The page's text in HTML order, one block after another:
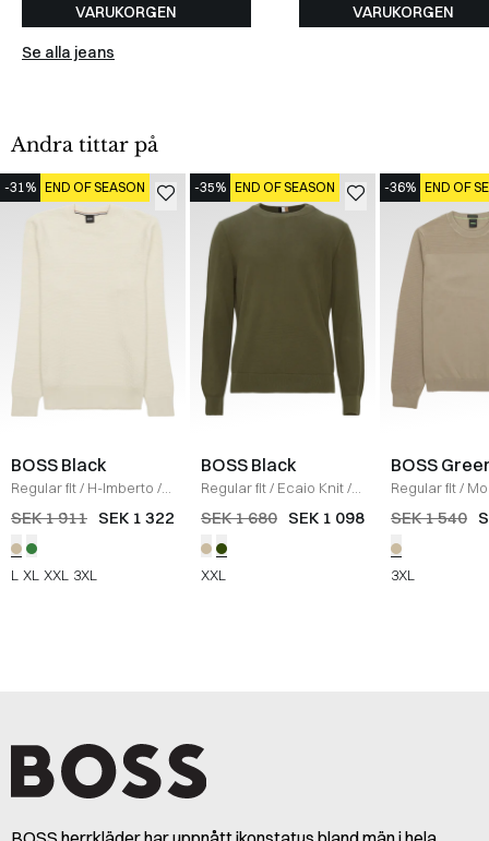
VARUKORGEN
Se alla jeans
VARUKORGEN
Andra tittar på
-31% END OF SEASON
BOSS Black
Regular fit/ H-Imberto /
ECRU
SEK 1 911 SEK 1 322
L XL XXL 3XL
-35% END OF SEASON
BOSS Black
Regular fit/ Ecaio Knit/
OLIVEN
SEK 1 680 SEK 1 098
XXL
-36% END OF
BOSS
Regular fit/
X Strik /SAND
SEK 1 540
3XL